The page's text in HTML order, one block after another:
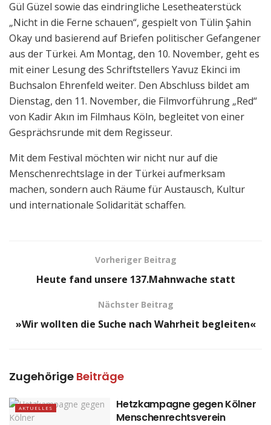
Gül Güzel sowie das eindringliche Lesetheaterstück
„Nicht in die Ferne schauen“, gespielt von Tülin Şahin
Okay und basierend auf Briefen politischer Gefangener
aus der Türkei. Am Montag, den 10. November, geht es
mit einer Lesung des Schriftstellers Yavuz Ekinci im
Buchsalon Ehrenfeld weiter. Den Abschluss bildet am
Dienstag, den 11. November, die Filmvorführung „Red“
von Kadir Akın im Filmhaus Köln, begleitet von einer
Gesprächsrunde mit dem Regisseur.
Mit dem Festival möchten wir nicht nur auf die
Menschenrechtslage in der Türkei aufmerksam
machen, sondern auch Räume für Austausch, Kultur
und internationale Solidarität schaffen.
Vorheriger Beitrag
Heute fand unsere 137.Mahnwache statt
Nächster Beitrag
»Wir wollten die Suche nach Wahrheit begleiten«
Zugehörige Beiträge
AKTUELLES
Hetzkampagne gegen Kölner
Menschenrechtsverein